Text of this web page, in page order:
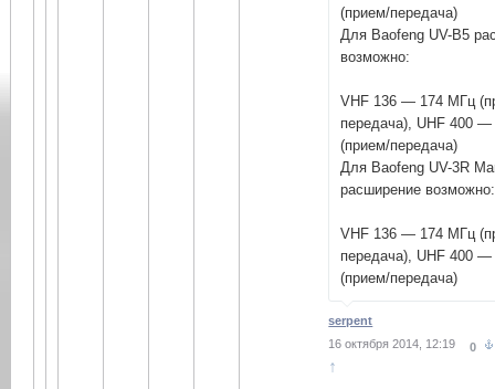
(прием/передача)
Для Baofeng UV-B5
возможно:
VHF 136 — 174 МГц
передача), UHF 400
(прием/передача)
Для Baofeng UV-3R
расширение возможно:
VHF 136 — 174 МГц
передача), UHF 400
(прием/передача)
serpent
16 октября 2014, 12:19
0
↑